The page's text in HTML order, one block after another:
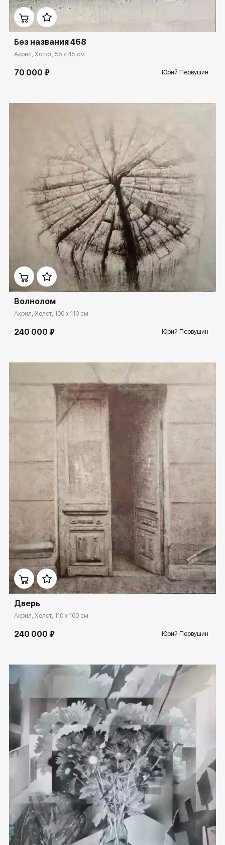
Без названия 468
Акрил, Холст, 55 x 45 см
70 000 ₽ Юрий Первушин
ekb.rakovgallery.ru
Волнолом
Акрил, Холст, 100 x 110 см
240 000 ₽ Юрий Первушин
Домен: ekb.rakovgallery.ru
Дверь
Акрил, Холст, 110 x 100 см
240 000 ₽ Юрий Первушин